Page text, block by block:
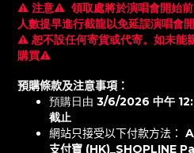
⚠️ 注意⚠️ 領取處將於演唱會開始
人數提早進行截龍以免延誤演唱會
⚠️ 恕不設任何寄貨或代寄。如未能
購買⚠️
預購條款及注意事項：
預購日由 3/6/2026 中午
截止
網站只接受以下付款方法：
支付寶 (HK)_SHOPLINE